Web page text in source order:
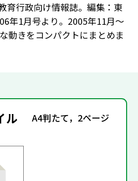
育行政向け情報誌。編集：東
年1月号より。2005年11月～
動きをコンパクトにまとめま
ル A4判たて，2ページ